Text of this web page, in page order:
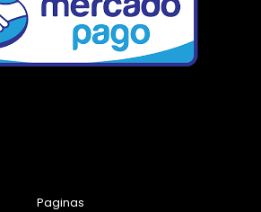
Paginas